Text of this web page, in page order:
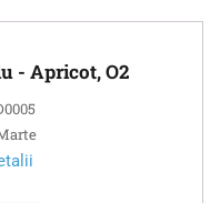
- Apricot, O2